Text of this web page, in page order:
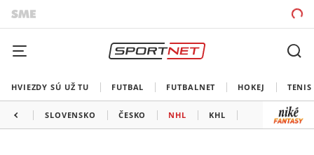
HVIEZDY SÚ UŽ TU FUTBAL FUTBALNET HOKEJ TENIS
SLOVENSKO ČESKO NHL KHL